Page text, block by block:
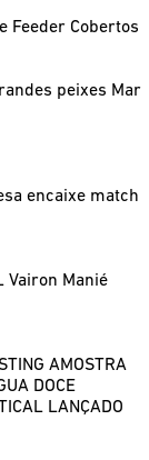
Feeder Cobertos
peixes Mar
encaixe match
Vairon Manié
AMOSTRA
DOCE
LANÇADO